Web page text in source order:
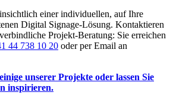
einer individuellen, auf Ihre
Digital Signage-Lösung. Kontaktieren
Projekt-Beratung: Sie erreichen
44 738 10 20 oder per Email an
unserer Projekte oder lassen Sie
inspirieren.